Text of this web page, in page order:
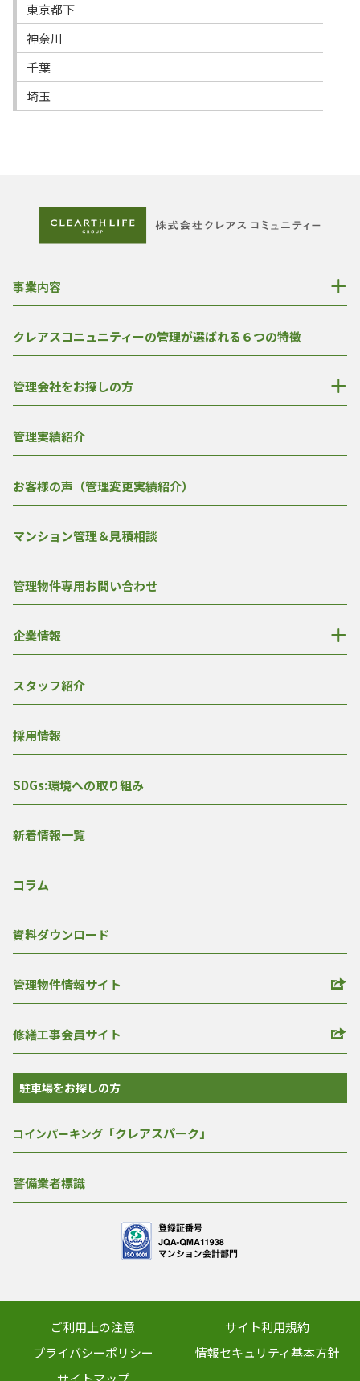
東京都下
神奈川
千葉
埼玉
事業内容
クレアスコニュニティーの管理が選ばれる６つの特徴
管理会社をお探しの方
管理実績紹介
お客様の声（管理変更実績紹介）
マンション管理＆見積相談
管理物件専用お問い合わせ
企業情報
スタッフ紹介
採用情報
SDGs:環境への取り組み
新着情報一覧
コラム
資料ダウンロード
管理物件情報サイト
修繕工事会員サイト
駐車場をお探しの方
コインパーキング 「クレアスパーク」
警備業者標識
ご利用上の注意
サイト利用規約
プライバシーポリシー
情報セキュリティ基本方針